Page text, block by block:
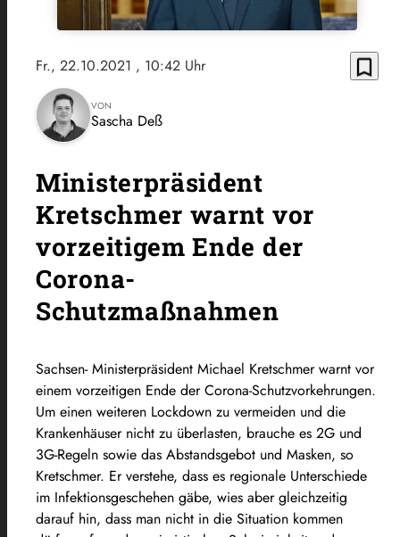
Fr., 22.10.2021 , 10:42 Uhr bookmark_border
VON
Sascha Deß
Ministerpräsident
Kretschmer warnt vor
vorzeitigem Ende der
Corona-
Schutzmaßnahmen
Sachsen- Ministerpräsident Michael Kretschmer warnt vor
einem vorzeitigen Ende der Corona-Schutzvorkehrungen.
Um einen weiteren Lockdown zu vermeiden und die
Krankenhäuser nicht zu überlasten, brauche es 2G und
3G-Regeln sowie das Abstandsgebot und Masken, so
Kretschmer. Er verstehe, dass es regionale Unterschiede
im Infektionsgeschehen gäbe, wies aber gleichzeitig
darauf hin, dass man nicht in die Situation kommen